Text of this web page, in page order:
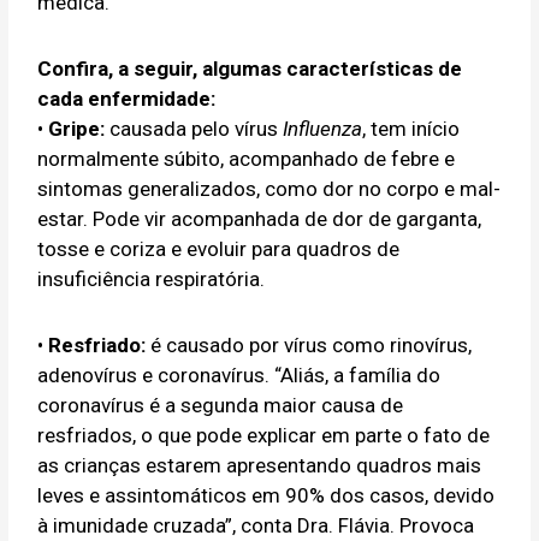
Confira, a seguir, algumas características de
cada enfermidade:
• Gripe: causada pelo vírusInfluenza, tem início
normalmente súbito, acompanhado de febre e
sintomas generalizados, como dor no corpo e mal-
estar. Pode vir acompanhada de dor de garganta,
tosse e coriza e evoluir para quadros de
insuficiência respiratória.
• Resfriado: é causado por vírus como rinovírus,
adenovírus e coronavírus. “Aliás, a família do
coronavírus é a segunda maior causa de
resfriados, o que pode explicar em parte o fato de
as crianças estarem apresentando quadros mais
leves e assintomáticos em 90% dos casos, devido
à imunidade cruzada”, conta Dra. Flávia. Provoca